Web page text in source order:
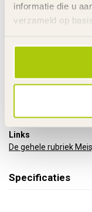
informatie die u
verzameld op
Gewicht product
Links
De gehele rubriek
Specificaties